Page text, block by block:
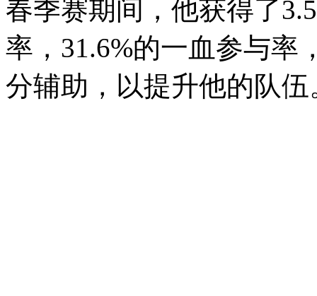
春季赛期间，他获得了
率，31.6%的一血参与率
分辅助，以提升他的队伍